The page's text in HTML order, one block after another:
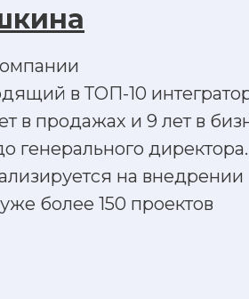
в ТОП-10
в продажах и 9 лет в
генерального директора.
на внедрении
более 150 проектов